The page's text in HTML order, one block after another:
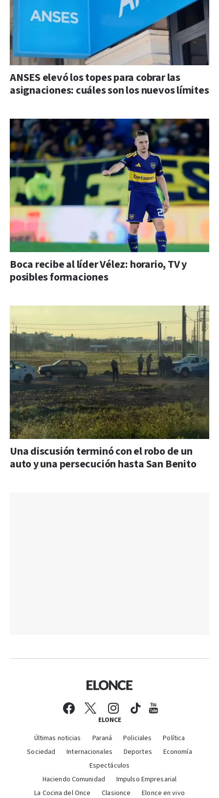
ANSES elevó los topes para cobrar las
asignaciones: cuáles son los nuevos límites
Boca recibe al líder Vélez: horario, TV y
posibles formaciones
Una discusión terminó con el robo de un
auto y una persecución hasta San Benito
ELONCE
Últimas noticias Paraná Policiales
Política
Sociedad
Internacionales Deportes
Economía
Espectáculos
Haciendo Comunidad
Impulso Empresarial
La Cocina del Once
Clasionce Elonce en vivo